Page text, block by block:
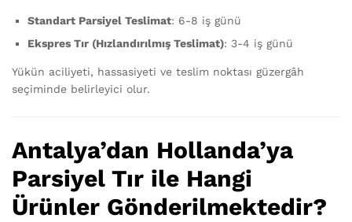
Standart Parsiyel Teslimat: 6-8 iş günü
Ekspres Tır (Hızlandırılmış Teslimat): 3-4 iş günü
Yükün aciliyeti, hassasiyeti ve teslim noktası güzergâh
seçiminde belirleyici olur.
Antalya’dan Hollanda’ya
Parsiyel Tır ile Hangi
Ürünler Gönderilmektedir?